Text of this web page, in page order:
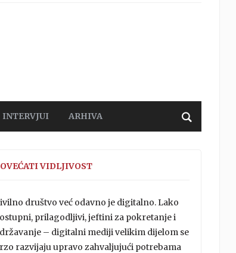
INTERVJUI ARHIVA
VIDLJIVOST
društvo već odavno je digitalno. Lako
prilagodljivi, jeftini za pokretanje i
– digitalni mediji velikim dijelom se
razvijaju upravo zahvaljujući potrebama